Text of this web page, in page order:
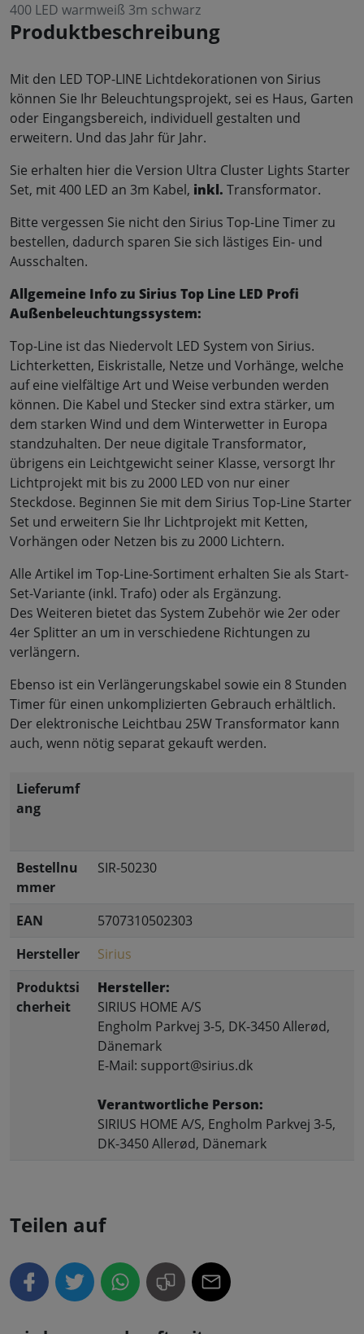
400 LED warmweiß 3m schwarz
Produktbeschreibung
Mit den LED TOP-LINE Lichtdekorationen von Sirius
können Sie Ihr Beleuchtungsprojekt, sei es Haus, Garten
oder Eingangsbereich, individuell gestalten und
erweitern. Und das Jahr für Jahr.
Sie erhalten hier die Version Ultra Cluster Lights Starter
Set, mit 400 LED an 3m Kabel, inkl. Transformator.
Bitte vergessen Sie nicht den Sirius Top-Line Timer zu
bestellen, dadurch sparen Sie sich lästiges Ein- und
Ausschalten.
Allgemeine Info zu Sirius Top Line LED Profi
Außenbeleuchtungssystem:
Top-Line ist das Niedervolt LED System von Sirius.
Lichterketten, Eiskristalle, Netze und Vorhänge, welche
auf eine vielfältige Art und Weise verbunden werden
können. Die Kabel und Stecker sind extra stärker, um
dem starken Wind und dem Winterwetter in Europa
standzuhalten. Der neue digitale Transformator,
übrigens ein Leichtgewicht seiner Klasse, versorgt Ihr
Lichtprojekt mit bis zu 2000 LED von nur einer
Steckdose. Beginnen Sie mit dem Sirius Top-Line Starter
Set und erweitern Sie Ihr Lichtprojekt mit Ketten,
Vorhängen oder Netzen bis zu 2000 Lichtern.
Alle Artikel im Top-Line-Sortiment erhalten Sie als Start-
Set-Variante (inkl. Trafo) oder als Ergänzung.
Des Weiteren bietet das System Zubehör wie 2er oder
4er Splitter an um in verschiedene Richtungen zu
verlängern.
Ebenso ist ein Verlängerungskabel sowie ein 8 Stunden
Timer für einen unkomplizierten Gebrauch erhältlich.
Der elektronische Leichtbau 25W Transformator kann
auch, wenn nötig separat gekauft werden.
Lieferumf
ang
Bestellnu
mmer
SIR-50230
EAN
5707310502303
Hersteller
Sirius
Produktsi
cherheit
Hersteller:
SIRIUS HOME A/S
Engholm Parkvej 3-5, DK-3450 Allerød,
Dänemark
E-Mail: support@sirius.dk
Verantwortliche Person:
SIRIUS HOME A/S, Engholm Parkvej 3-5,
DK-3450 Allerød, Dänemark
Teilen auf